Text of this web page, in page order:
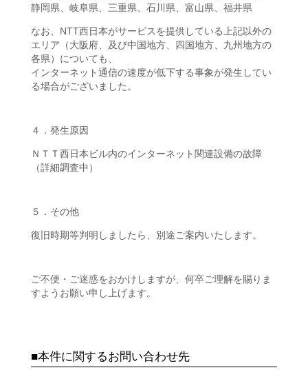
静岡県、岐阜県、三重県、石川県、富山県、福井県
なお、NTT西日本がサービスを提供している上記以外の
エリア（大阪府、及び中国地方、四国地方、九州地方の
各県）についても、
インターネット通信の速度が低下する事象が発生してい
る場合がございました。
４．発生原因
ＮＴＴ西日本ビル内のインターネット関連設備の故障
（詳細調査中）
５．その他
復旧時期等判明しましたら、別途ご案内いたします。
ご不便・ご迷惑をおかけしますが、何卒ご理解を賜りま
すようお願い申し上げます。
■本件に関するお問い合わせ先